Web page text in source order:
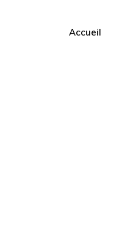
Accueil